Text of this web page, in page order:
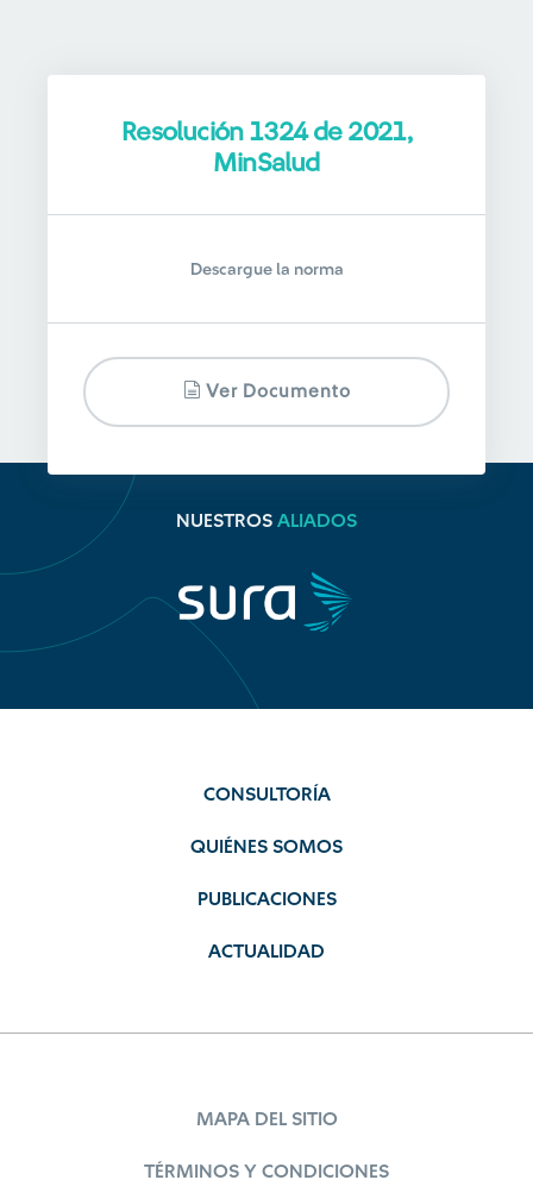
Resolución 1324 de 2021,
MinSalud
Descargue la norma
Ver Documento
NUESTROS ALIADOS
CONSULTORÍA
QUIÉNES SOMOS
PUBLICACIONES
ACTUALIDAD
MAPA DEL SITIO
TÉRMINOS Y CONDICIONES